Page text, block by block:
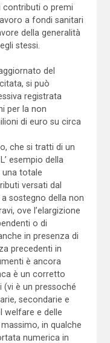
contributi o premi
a fondi sanitari
della generalità
stessi.
del
si può
registrata
per la non
di euro su circa
che si tratti di un
esempio della
una totale
versati dal
sostegno della non
ove l’elargizione
o di
in presenza di
precedenti in
è ancora
è un corretto
(vi è un pressoché
secondarie e
welfare e delle
in qualche
numerica in